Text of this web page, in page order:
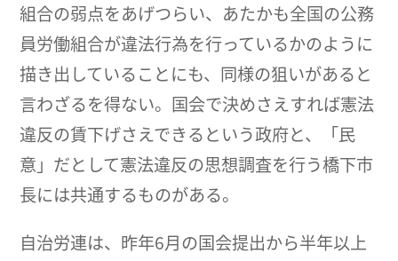
組合の弱点をあげつらい、あたかも全国の公務
員労働組合が違法行為を行っているかのように
描き出していることにも、同様の狙いがあると
言わざるを得ない。国会で決めさえすれば憲法
違反の賃下げさえできるという政府と、「民
意」だとして憲法違反の思想調査を行う橋下市
長には共通するものがある。
自治労連は、昨年6月の国会提出から半年以上